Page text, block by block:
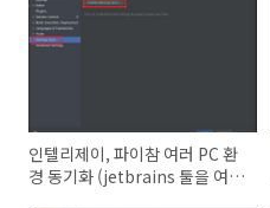
인텔리제이, 파이참 여러 PC 환
경 동기화 (jetbrains 툴을 여러